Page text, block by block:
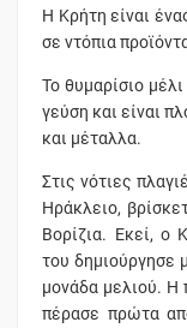
Η Κρήτη είναι
σε ντόπια
Το θυμαρίσιο
γεύση και είναι
και μέταλλα.
Στις νότιες
Ηράκλειο,
Βορίζια. Εκεί, ο
του δημιούργησε
μονάδα μελιού. Η
πέρασε πρώτα